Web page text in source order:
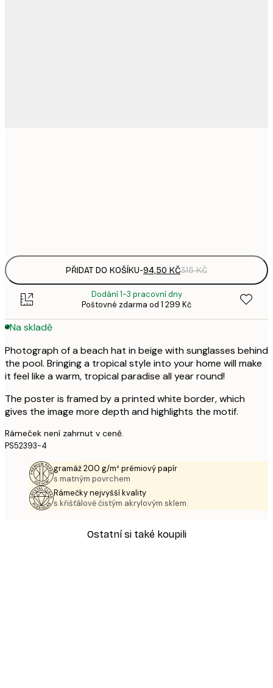
PŘIDAT DO KOŠÍKU-94,50 KČ315 KČ
Dodání 1-3 pracovní dny
Poštovné zdarma od 1 299 Kč
Na skladě
Photograph of a beach hat in beige with sunglasses behind
the pool. Bringing a tropical style into your home will make
it feel like a warm, tropical paradise all year round!
The poster is framed by a printed white border, which
gives the image more depth and highlights the motif.
Rámeček není zahrnut v ceně.
PS52393-4
gramáž 200 g/m² prémiový papír
s matným povrchem
Rámečky nejvyšší kvality
s křišťálově čistým akrylovým sklem.
Ostatní si také koupili